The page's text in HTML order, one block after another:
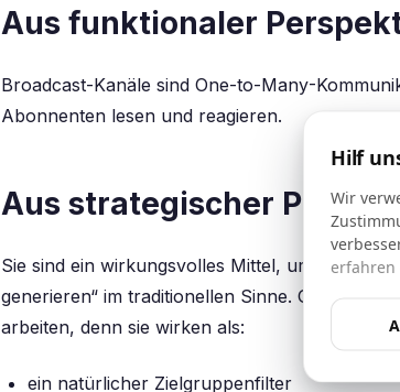
Aus funktionaler
Broadcast-Kanäle sindOne-to-Many-
Abonnenten lesen und reagieren.
Aus strategischer
Sie sind ein wirkungsvolles Mittel, um
generieren“ im traditionellen Sinne. Genau
arbeiten, denn sie wirken als:
ein natürlicher Zielgruppenfilter
Hilf
Wir
erfahren